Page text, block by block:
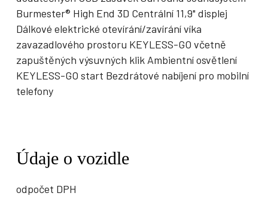
Burmester® High End 3D Centrální 11,9" displej
Dálkové elektrické otevírání/zavírání víka
zavazadlového prostoru KEYLESS-GO včetně
zapuštěných výsuvných klik Ambientní osvětlení
KEYLESS-GO start Bezdrátové nabíjení pro mobilní
telefony
Údaje o vozidle
odpočet DPH